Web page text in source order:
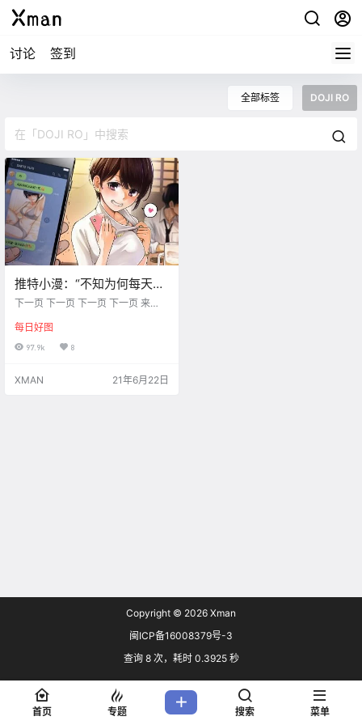
讨论 签到
全部标签 DOJI RO
推特小漫：“不知为何每天向
我报告内衣颜色的女孩们”
下一页 下一页 下一页 下一页 来
每日好图
97.9k 8
XMAN 21年6月22日
Copyright © 2026 Xman
闽ICP备16008379号-3
查询 8 次，耗时 0.3925 秒
首页 专题 搜索 菜单